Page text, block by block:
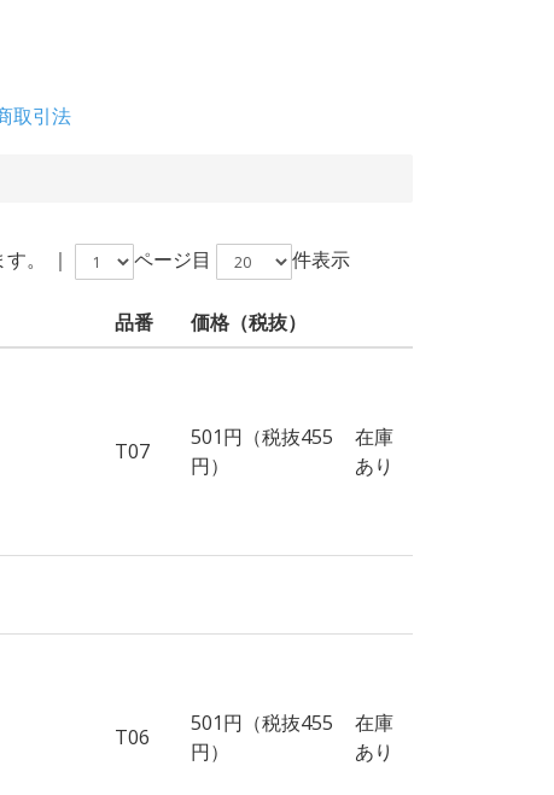
取引法
。 ｜ ページ目 件表示
品番 価格 （税抜）
T07
501円（税抜455
円）
在庫
あり
T06
501円（税抜455
円）
在庫
あり